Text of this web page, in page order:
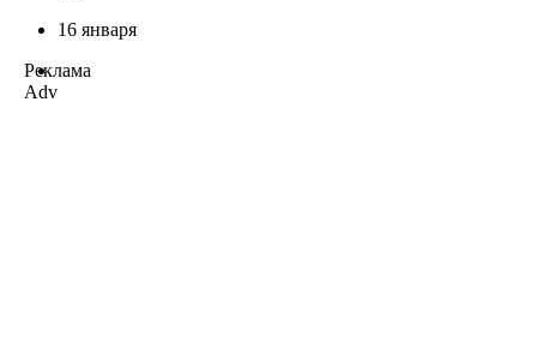
16 января
Реклама
Adv